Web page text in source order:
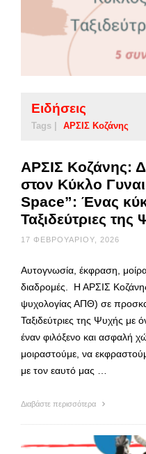
Ειδήσεις
Tags | ΑΡΣΙΣ Κοζάνης
ΑΡΣΙΣ Κοζάνης:
στον Κύκλο
Space”: Ένας
Ταξιδεύτριες της
17 ΦΕΒΡΟΥΑΡΊΟΥ, 2026
Αυτογνωσία, έκφραση,
διαδρομές. Η ΑΡΣΙΣ
ψυχολογίας ΑΠΘ) σε
Ταξιδεύτριες της Ψυχής με
έναν φιλόξενο και ασφαλή
μοιραστούμε, να
με τον εαυτό μας …
Διαβάστε περισσότερα